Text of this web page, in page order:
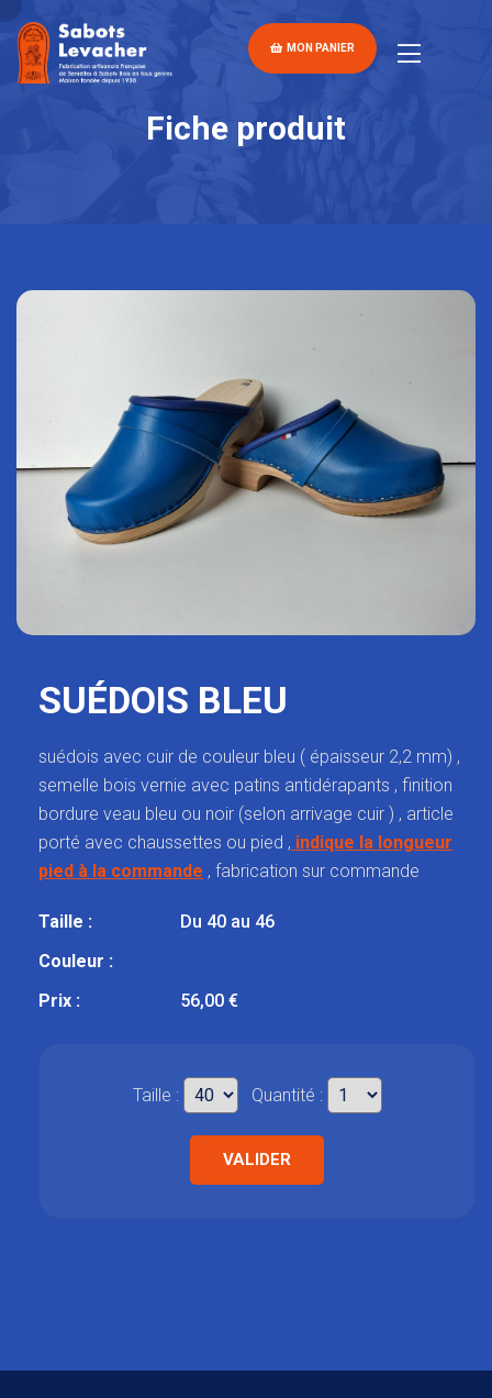
MON PANIER
Fiche produit
SUÉDOIS BLEU
suédois avec cuir de couleur bleu ( épaisseur 2,2 mm) ,
semelle bois vernie avec patins antidérapants , finition
bordure veau bleu ou noir (selon arrivage cuir ) , article
porté avec chaussettes ou pied , indique la longueur
pied à la commande , fabrication sur commande
Taille :
Du 40 au 46
Couleur :
Prix :
56,00 €
Taille : Quantité :
VALIDER